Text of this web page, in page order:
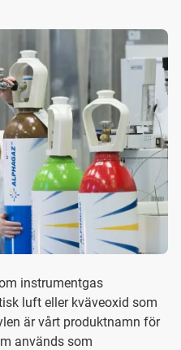
instrumentgas
luft eller kväveoxid som
är vårt produktnamn för
används som